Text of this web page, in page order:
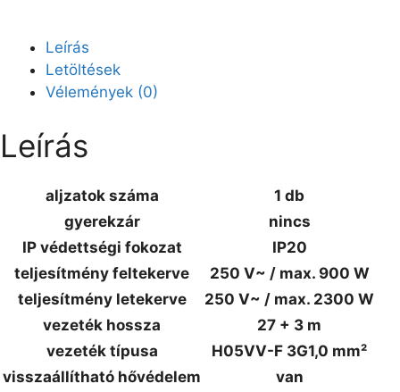
Leírás
Letöltések
Vélemények (0)
Leírás
aljzatok száma
1 db
gyerekzár
nincs
IP védettségi fokozat
IP20
teljesítmény feltekerve
250 V~ / max. 900 W
teljesítmény letekerve
250 V~ / max. 2300 W
vezeték hossza
27 + 3 m
vezeték típusa
H05VV-F 3G1,0 mm²
visszaállítható hővédelem
van